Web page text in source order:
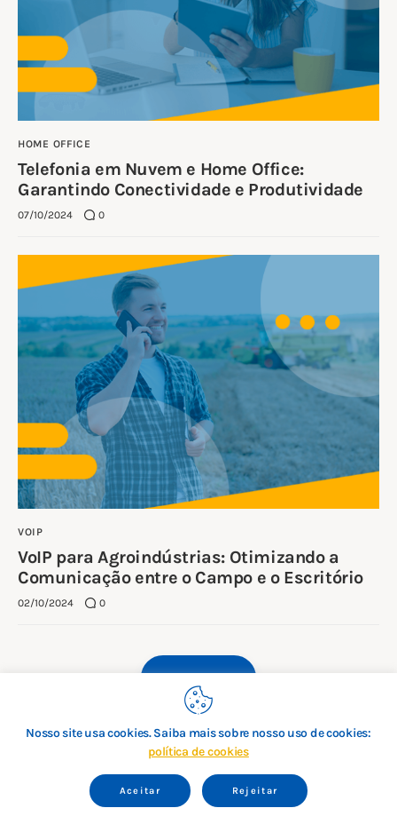
HOME OFFICE
Telefonia em Nuvem e Home Office:
Garantindo Conectividade e Produtividade
07/10/2024 0
VOIP
VoIP para Agroindústrias: Otimizando a
Comunicação entre o Campo e o Escritório
02/10/2024 0
2008 – 2026 Voip do Brasil | CNPJ: 11.117.500/0001-24 |
IE:146.666.112 | Rua Augusta 101, Consolação, São Paulo,
CEP:01305-000
Nosso site usa cookies. Saiba mais sobre nosso uso de cookies:
política de cookies
Aceitar Rejeitar